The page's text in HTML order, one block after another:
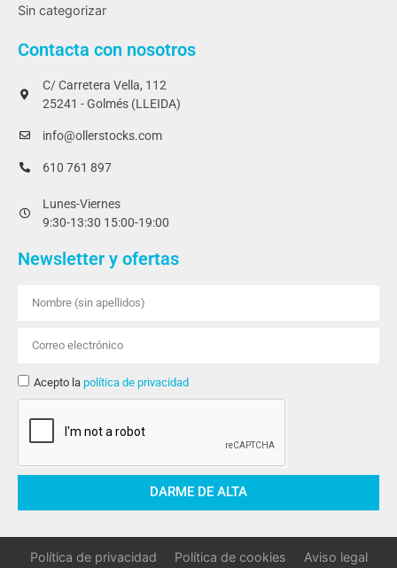
Sin categorizar
Contacta con nosotros
C/ Carretera Vella, 112
25241 - Golmés (LLEIDA)
info@ollerstocks.com
610 761 897
Lunes-Viernes
9:30-13:30 15:00-19:00
Newsletter y ofertas
Acepto la política de privacidad
DARME DE ALTA
Política de privacidad Política de cookies Aviso legal